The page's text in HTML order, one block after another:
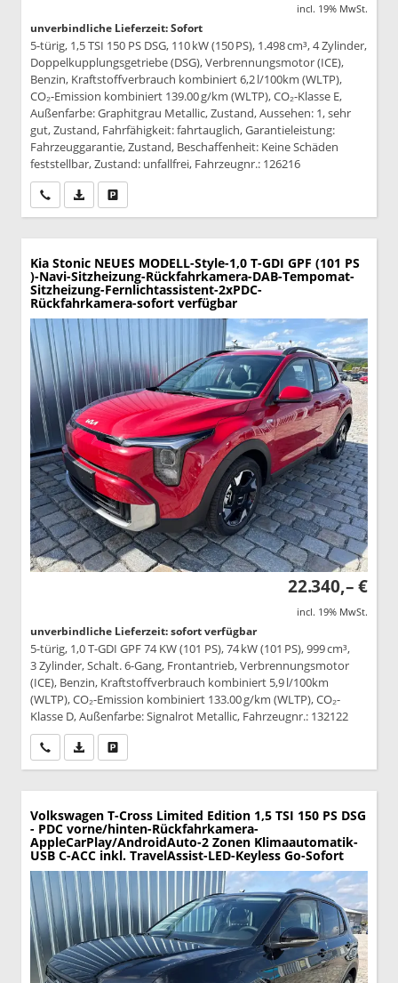
incl. 19% MwSt.
unverbindliche Lieferzeit: Sofort
5-türig, 1,5 TSI 150 PS DSG, 110 kW (150 PS), 1.498 cm³, 4 Zylinder,
Doppelkupplungsgetriebe (DSG), Verbrennungsmotor (ICE),
Benzin, Kraftstoffverbrauch kombiniert 6,2 l/100km (WLTP),
CO₂-Emission kombiniert 139.00 g/km (WLTP), CO₂-Klasse E,
Außenfarbe: Graphitgrau Metallic, Zustand, Aussehen: 1, sehr
gut, Zustand, Fahrfähigkeit: fahrtauglich, Garantieleistung:
Fahrzeuggarantie, Zustand, Beschaffenheit: Keine Schäden
feststellbar, Zustand: unfallfrei, Fahrzeugnr.: 126216
Wir rufen Sie anPDF-Datei, Fahrzeugexposé drucken
Kia Stonic NEUES MODELL-Style-1,0 T-GDI GPF (101 PS
)-Navi-Sitzheizung-Rückfahrkamera-DAB-Tempomat-
Sitzheizung-Fernlichtassistent-2xPDC-
Rückfahrkamera-sofort verfügbar
22.340,– €
incl. 19% MwSt.
unverbindliche Lieferzeit: sofort verfügbar
5-türig, 1,0 T-GDI GPF 74 KW (101 PS), 74 kW (101 PS), 999 cm³,
3 Zylinder, Schalt. 6-Gang, Frontantrieb, Verbrennungsmotor
(ICE), Benzin, Kraftstoffverbrauch kombiniert 5,9 l/100km
(WLTP), CO₂-Emission kombiniert 133.00 g/km (WLTP), CO₂-
Klasse D, Außenfarbe: Signalrot Metallic, Fahrzeugnr.: 132122
Wir rufen Sie anPDF-Datei, Fahrzeugexposé drucken
Volkswagen T-Cross Limited Edition 1,5 TSI 150 PS DSG
- PDC vorne/hinten-Rückfahrkamera-
AppleCarPlay/AndroidAuto-2 Zonen Klimaautomatik-
USB C-ACC inkl. TravelAssist-LED-Keyless Go-Sofort